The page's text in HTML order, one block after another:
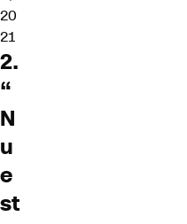
20
21
2.
“
N
u
e
st